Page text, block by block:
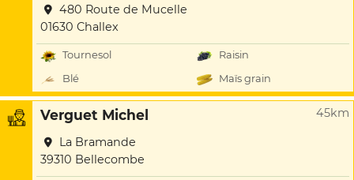
480 Route de Mucelle
01630 Challex
Tournesol
Raisin
Blé
Maïs grain
Verguet Michel 45km
La Bramande
39310 Bellecombe